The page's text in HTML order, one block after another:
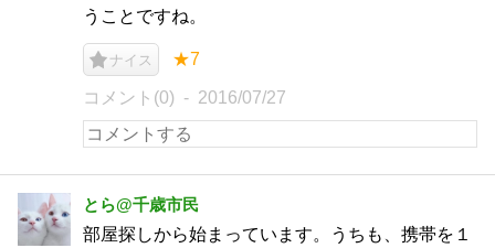
うことですね。
ナイス ★7
コメント(0) 2016/07/27
とら@千歳市民
部屋探しから始まっています。うちも、携帯を１